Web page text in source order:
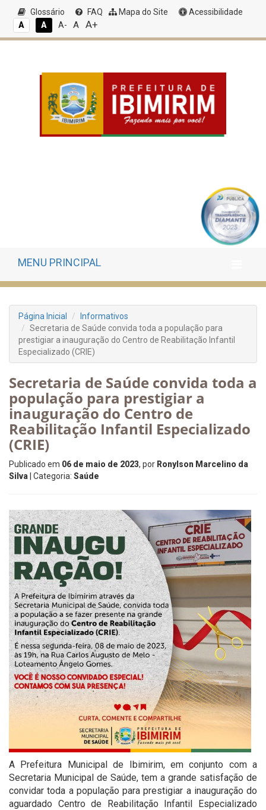
Glossário FAQ Mapa do Site
Acessibilidade
A
A A- A A+
MENU PRINCIPAL
Página Inicial
Informativos
Secretaria de Saúde convida toda a população para
prestigiar a inauguração do Centro de Reabilitação Infantil
Especializado (CRIE)
Secretaria de Saúde convida toda a
população para prestigiar a
inauguração do Centro de
Reabilitação Infantil Especializado
(CRIE)
Publicado em 06 de maio de 2023, por Ronylson Marcelino da
Silva | Categoria: Saúde
A Prefeitura Municipal de Ibimirim, em conjunto com a
Secretaria Municipal de Saúde, tem a grande satisfação de
convidar toda a população para prestigiar a inauguração do
aguardado Centro de Reabilitação Infantil Especializado